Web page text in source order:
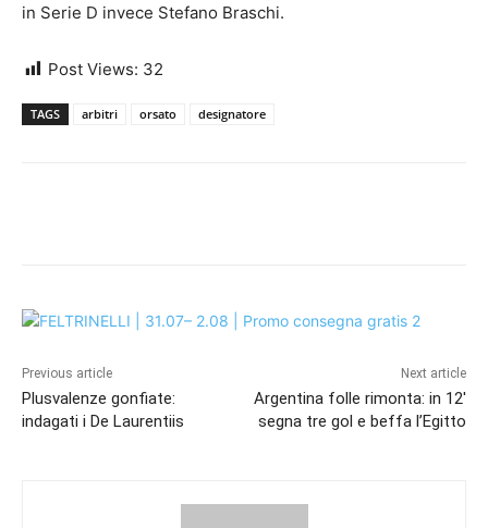
in Serie D invece Stefano Braschi.
Post Views: 32
TAGS arbitri orsato designatore
Previous article
Plusvalenze gonfiate:
indagati i De Laurentiis
Next article
Argentina folle rimonta: in 12′
segna tre gol e beffa l’Egitto